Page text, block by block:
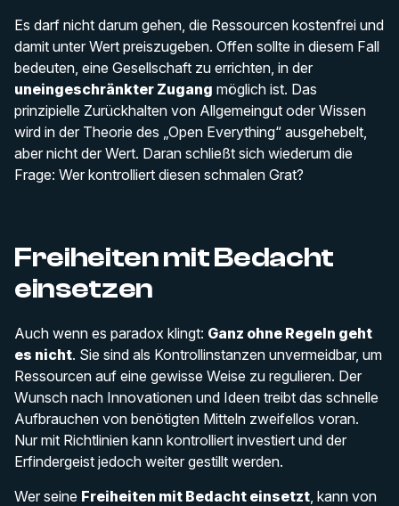
Es darf nicht darum gehen, die Ressourcen kostenfrei und
damit unter Wert preiszugeben. Offen sollte in diesem Fall
bedeuten, eine Gesellschaft zu errichten, in der
uneingeschränkter Zugang möglich ist. Das
prinzipielle Zurückhalten von Allgemeingut oder Wissen
wird in der Theorie des „Open Everything“ ausgehebelt,
aber nicht der Wert. Daran schließt sich wiederum die
Frage: Wer kontrolliert diesen schmalen Grat?
Freiheiten mit Bedacht
einsetzen
Auch wenn es paradox klingt: Ganz ohne Regeln geht
es nicht. Sie sind als Kontrollinstanzen unvermeidbar, um
Ressourcen auf eine gewisse Weise zu regulieren. Der
Wunsch nach Innovationen und Ideen treibt das schnelle
Aufbrauchen von benötigten Mitteln zweifellos voran.
Nur mit Richtlinien kann kontrolliert investiert und der
Erfindergeist jedoch weiter gestillt werden.
Wer seine Freiheiten mit Bedacht einsetzt, kann von